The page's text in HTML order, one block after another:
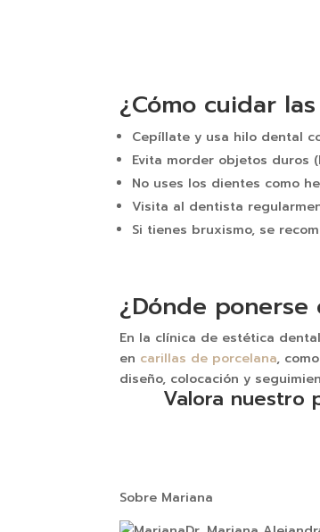
¿Cómo cuidar
Cepíllate y usa hilo dental
Evita morder objetos duros
No uses los dientes como
Visita al dentista
Si tienes bruxismo, se
¿Dónde
En la clínica de estética
en carillas de porcelana, como
diseño, colocación y
Valora nuestro
Sobre Mariana